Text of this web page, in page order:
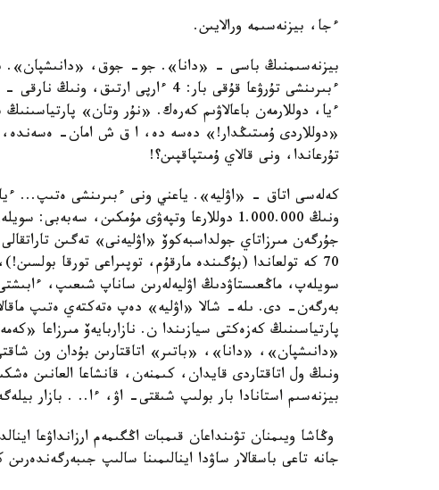
ءجا، بيزنەسىمە ورالايىن.
بيزنەسىمنىڭ باسى - «دانا». جو- جوق، «دانىشپان».
ءيا، دوللارمەن باعالاۋىم كەرەك. «نۇر وتان»
تۇرعاندا، ونى قالاي ۇمىتپاقپىن؟!
كەلەسى اتاق - «اۋليە». ياعني ونى ءبىرىنشى ەتىپ...
ونىڭ 1.000.000 دوللارعا وتپەۋى مۇمكىن،
جۇرگەن مىرزاتاي جولداسبەكوۆ «اۋليەنى» تەگىن
70 كە تولعاندا (بۇگىندە مارقۇم، توپىراعى تورقا
سويلەپ، ماڭعىستاۋدىڭ اۋليەلەرىن ساناپ شىعىپ،
بەرگەن- دى. ىلە- شالا «اۋليە» دەپ ەتەكتەي ەتىپ
پارتياسىنىڭ كەزەكتى سيازىندا ن. نازاربايەۆ مىرزاعا
«دانىشپان»، «دانا»، «باتىر» اتاقتارىن بۇدان ون
ونىڭ ول اتاقتاردى قايدان، كىمنەن، قانشاعا العانىن
بيزنەسىم استانادا بار بولىپ شىقتى- اۋ، ءا.. . بازار
وڭاشا ويىمنان تۋىنداعان قىمبات اڭگىمەم ارزانداۋعا
جانە تاعى باسقالار ساۋدا اينالىمىنا سالىپ